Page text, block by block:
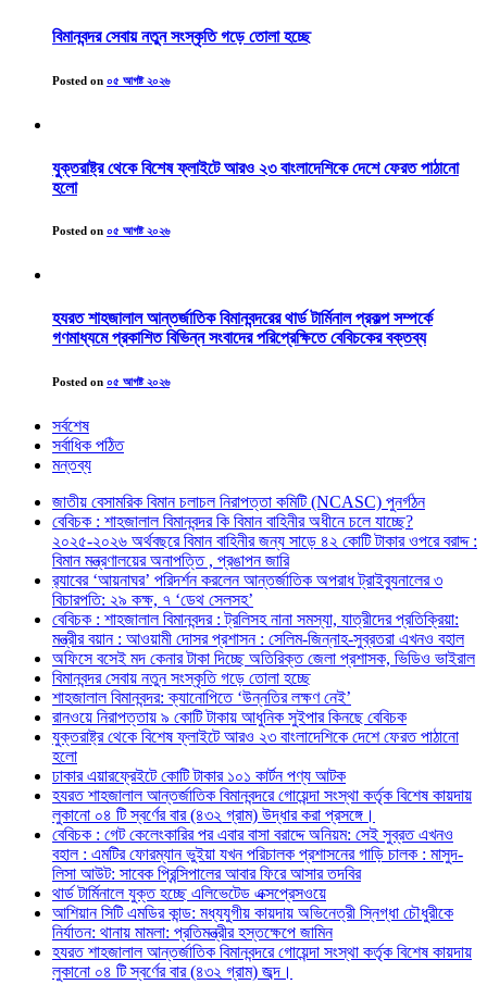
বিমানবন্দর সেবায় নতুন সংস্কৃতি গড়ে তোলা হচ্ছে
Posted on ০৫ আগষ্ট ২০২৬
যুক্তরাষ্ট্র থেকে বিশেষ ফ্লাইটে আরও ২৩ বাংলাদেশিকে দেশে ফেরত পাঠানো
হলো
Posted on ০৫ আগষ্ট ২০২৬
হযরত শাহজালাল আন্তর্জাতিক বিমানবন্দরের থার্ড টার্মিনাল প্রকল্প সম্পর্কে
গণমাধ্যমে প্রকাশিত বিভিন্ন সংবাদের পরিপ্রেক্ষিতে বেবিচকের বক্তব্য
Posted on ০৫ আগষ্ট ২০২৬
সর্বশেষ
সর্বাধিক পঠিত
মন্তব্য
জাতীয় বেসামরিক বিমান চলাচল নিরাপত্তা কমিটি (NCASC) পুনর্গঠন
বেবিচক : শাহজালাল বিমানবন্দর কি বিমান বাহিনীর অধীনে চলে যাচ্ছে?
২০২৫-২০২৬ অর্থবছরে বিমান বাহিনীর জন্য সাড়ে ৪২ কোটি টাকার ওপরে বরাদ্দ :
বিমান মন্ত্রণালয়ের অনাপত্তি , প্রঙাপন জারি
র‍্যাবের ‘আয়নাঘর’ পরিদর্শন করলেন আন্তর্জাতিক অপরাধ ট্রাইব্যুনালের ৩
বিচারপতি: ২৯ কক্ষ, ৭ ‘ডেথ সেলসহ’
বেবিচক : শাহজালাল বিমানবন্দর : ট্রলিসহ নানা সমস্যা, যাত্রীদের প্রতিক্রিয়া:
মন্ত্রীর বয়ান : আওয়ামী দোসর প্রশাসন : সেলিম-জিন্নাহ-সুব্রতরা এখনও বহাল
অফিসে বসেই মদ কেনার টাকা দিচ্ছে অতিরিক্ত জেলা প্রশাসক, ভিডিও ভাইরাল
বিমানবন্দর সেবায় নতুন সংস্কৃতি গড়ে তোলা হচ্ছে
শাহজালাল বিমানবন্দর: ক্যানোপিতে ‘উন্নতির লক্ষণ নেই’
রানওয়ে নিরাপত্তায় ৯ কোটি টাকায় আধুনিক সুইপার কিনছে বেবিচক
যুক্তরাষ্ট্র থেকে বিশেষ ফ্লাইটে আরও ২৩ বাংলাদেশিকে দেশে ফেরত পাঠানো
হলো
ঢাকার এয়ারফ্রেইটে কোটি টাকার ১০১ কার্টন পণ্য আটক
হযরত শাহজালাল আন্তর্জাতিক বিমানবন্দরে গোয়েন্দা সংস্থা কর্তৃক বিশেষ কায়দায়
লুকানো ০৪ টি স্বর্ণের বার (৪৩২ গ্রাম) উদ্ধার করা প্রসঙ্গে।
বেবিচক : গেট কেলেংকারির পর এবার বাসা বরাদ্দে অনিয়ম: সেই সুব্রত এখনও
বহাল : এমটির ফোরম্যান ভুইয়া যখন পরিচালক প্রশাসনের গাড়ি চালক : মাসুদ-
লিসা আউট: সাবেক প্রিন্সিপালের আবার ফিরে আসার তদবির
থার্ড টার্মিনালে যুক্ত হচ্ছে এলিভেটেড এক্সপ্রেসওয়ে
আশিয়ান সিটি এমডির কান্ড: মধ্যযুগীয় কায়দায় অভিনেত্রী স্নিগ্ধা চৌধুরীকে
নির্যাতন: থানায় মামলা: প্রতিমন্ত্রীর হস্তক্ষেপে জামিন
হযরত শাহজালাল আন্তর্জাতিক বিমানবন্দরে গোয়েন্দা সংস্থা কর্তৃক বিশেষ কায়দায়
লুকানো ০৪ টি স্বর্ণের বার (৪৩২ গ্রাম) জব্দ।